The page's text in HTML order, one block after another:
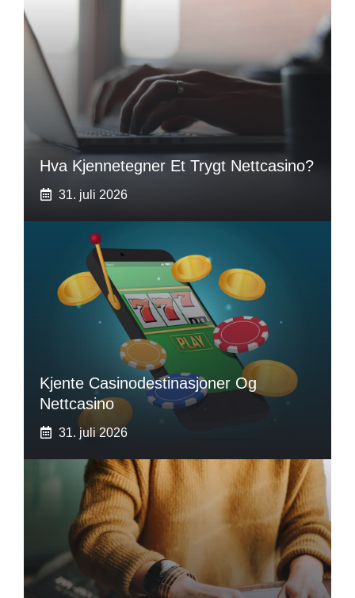
Hva Kjennetegner Et Trygt Nettcasino?
31. juli 2026
Kjente Casinodestinasjoner Og
Nettcasino
31. juli 2026